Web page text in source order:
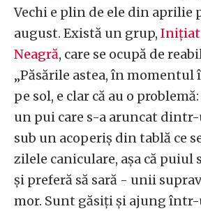
Vechi e plin de ele din aprilie
august. Există un grup,
Neagră, care se ocupă de
„Păsările astea, în momentul
pe sol, e clar că au o
un pui care s-a aruncat
sub un acoperiș din tablă ce
zilele caniculare, așa că puiul
și preferă să sară - unii
mor. Sunt găsiți și ajung